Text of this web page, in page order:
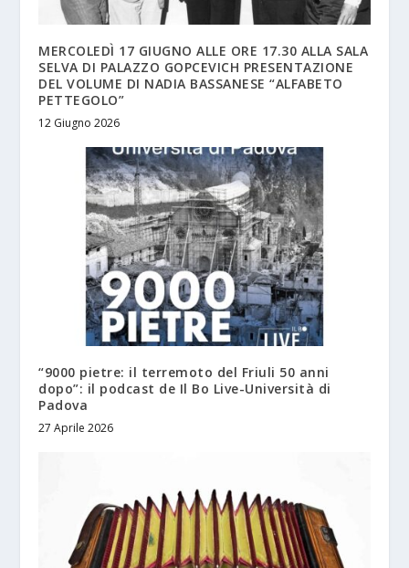
MERCOLEDÌ 17 GIUGNO ALLE ORE 17.30 ALLA SALA
SELVA DI PALAZZO GOPCEVICH PRESENTAZIONE
DEL VOLUME DI NADIA BASSANESE “ALFABETO
PETTEGOLO”
12 Giugno 2026
“9000 pietre: il terremoto del Friuli 50 anni
dopo”: il podcast de Il Bo Live-Università di
Padova
27 Aprile 2026